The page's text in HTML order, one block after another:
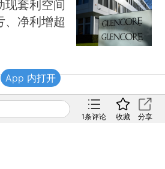
现套利空间
、净利增超
1条评论 收藏 分享
App 内打开